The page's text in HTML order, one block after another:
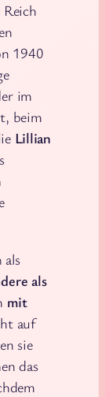
1940
im
beim
Lillian
als
mit
auf
sie
das